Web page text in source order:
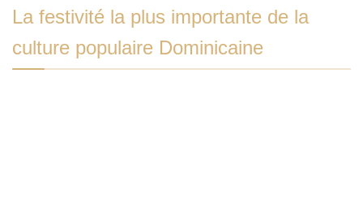
La festivité la plus importante de la
culture populaire Dominicaine